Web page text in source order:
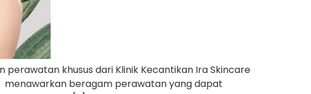
khusus dari Klinik Kecantikan Ira Skincare
menawarkan beragam perawatan yang dapat